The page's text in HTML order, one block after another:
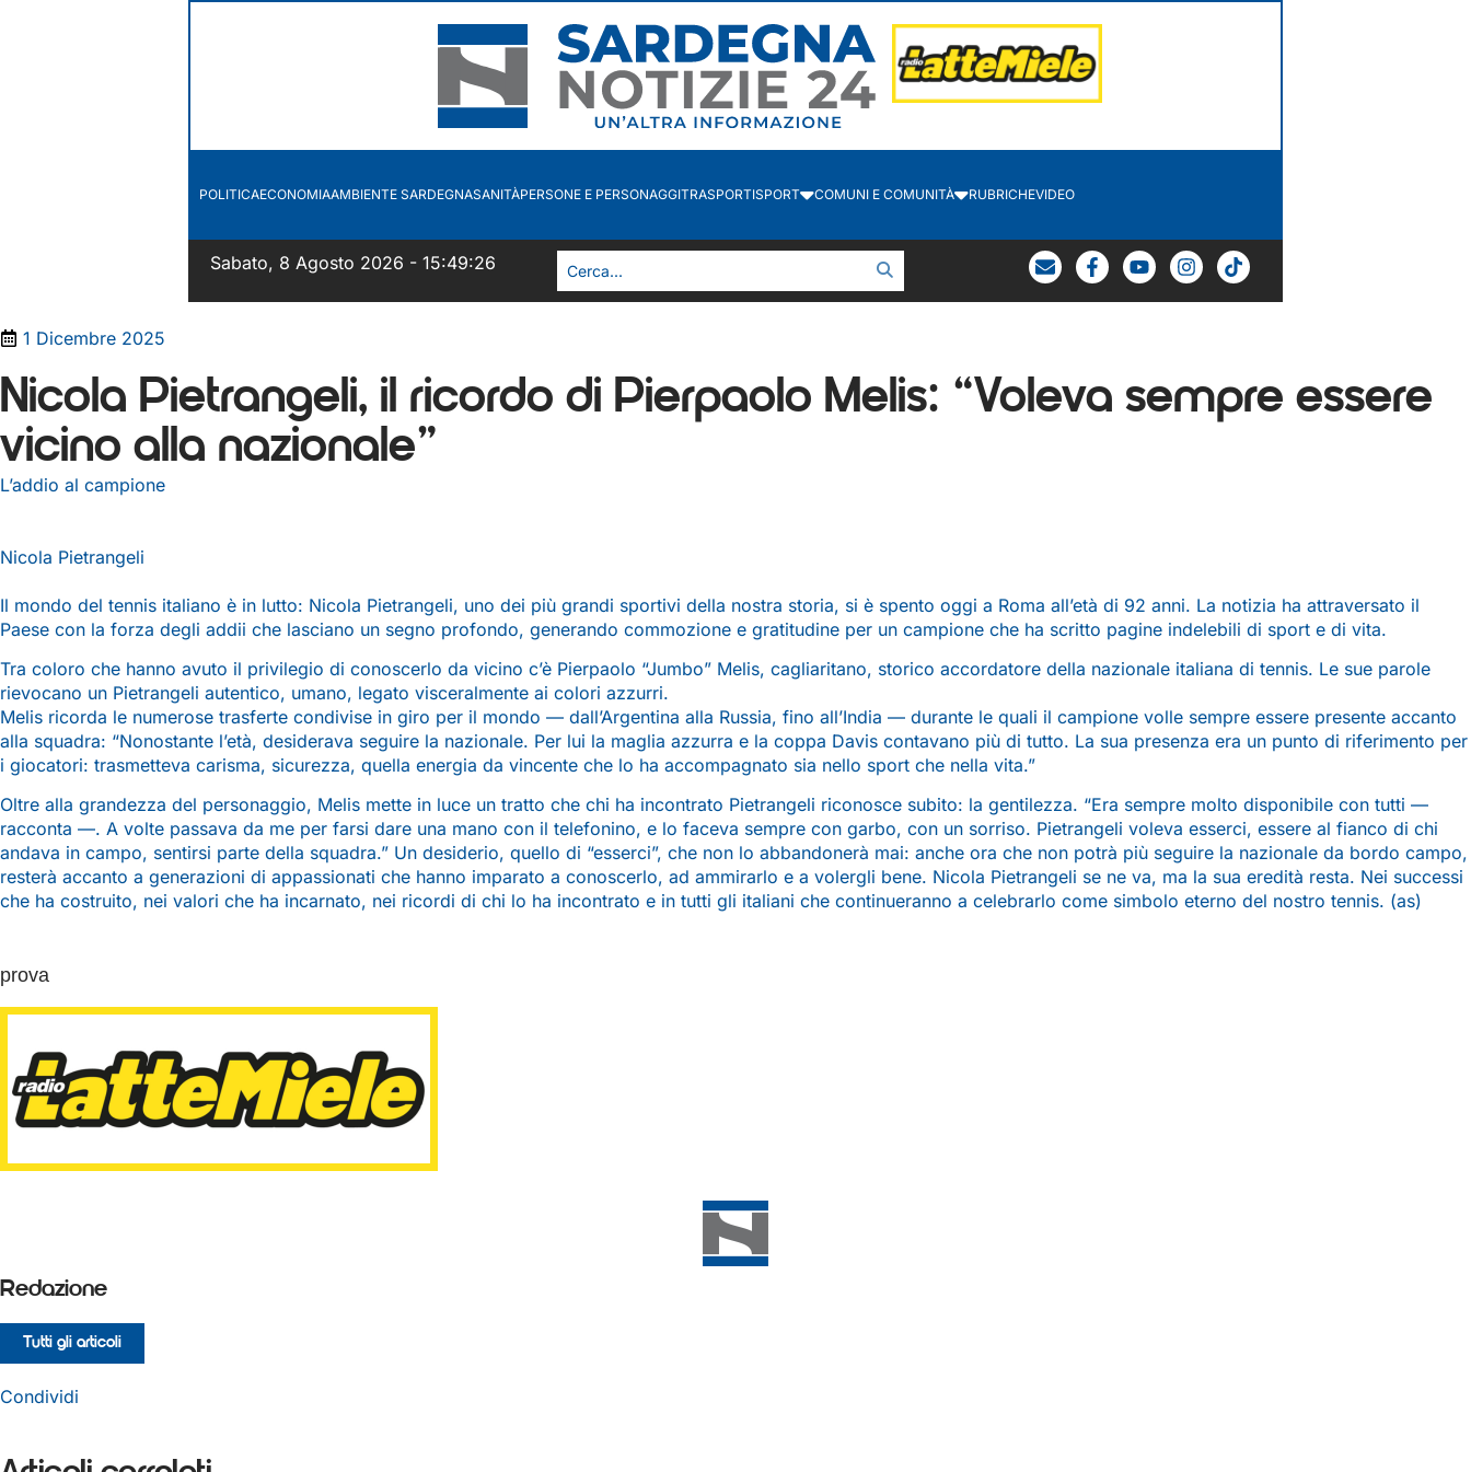
POLITICAECONOMIAAMBIENTE SARDEGNASANITÀPERSONE E PERSONAGGITRASPORTISPORT COMUNI E COMUNITÀ RUBRICHEVIDEO
Sabato, 8 Agosto 2026 - 15:49:27
1 Dicembre 2025
Nicola Pietrangeli, il ricordo di Pierpaolo Melis: “Voleva sempre essere
vicino alla nazionale”
L’addio al campione
Nicola Pietrangeli
Il mondo del tennis italiano è in lutto: Nicola Pietrangeli, uno dei più grandi sportivi della nostra storia, si è spento oggi a Roma all’età di 92 anni. La notizia ha attraversato il
Paese con la forza degli addii che lasciano un segno profondo, generando commozione e gratitudine per un campione che ha scritto pagine indelebili di sport e di vita.
Tra coloro che hanno avuto il privilegio di conoscerlo da vicino c’è Pierpaolo “Jumbo” Melis, cagliaritano, storico accordatore della nazionale italiana di tennis. Le sue parole
rievocano un Pietrangeli autentico, umano, legato visceralmente ai colori azzurri.
Melis ricorda le numerose trasferte condivise in giro per il mondo — dall’Argentina alla Russia, fino all’India — durante le quali il campione volle sempre essere presente accanto
alla squadra: “Nonostante l’età, desiderava seguire la nazionale. Per lui la maglia azzurra e la coppa Davis contavano più di tutto. La sua presenza era un punto di riferimento per
i giocatori: trasmetteva carisma, sicurezza, quella energia da vincente che lo ha accompagnato sia nello sport che nella vita.”
Oltre alla grandezza del personaggio, Melis mette in luce un tratto che chi ha incontrato Pietrangeli riconosce subito: la gentilezza. “Era sempre molto disponibile con tutti —
racconta —. A volte passava da me per farsi dare una mano con il telefonino, e lo faceva sempre con garbo, con un sorriso. Pietrangeli voleva esserci, essere al fianco di chi
andava in campo, sentirsi parte della squadra.” Un desiderio, quello di “esserci”, che non lo abbandonerà mai: anche ora che non potrà più seguire la nazionale da bordo campo,
resterà accanto a generazioni di appassionati che hanno imparato a conoscerlo, ad ammirarlo e a volergli bene. Nicola Pietrangeli se ne va, ma la sua eredità resta. Nei successi
che ha costruito, nei valori che ha incarnato, nei ricordi di chi lo ha incontrato e in tutti gli italiani che continueranno a celebrarlo come simbolo eterno del nostro tennis. (as)
prova
Redazione
Tutti gli articoli
Condividi